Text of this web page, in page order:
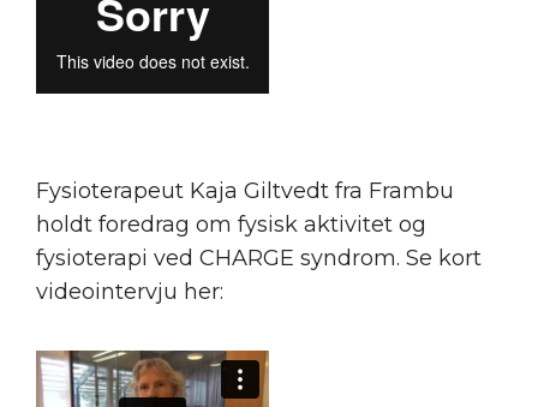
Fysioterapeut Kaja Giltvedt fra Frambu
holdt foredrag om fysisk aktivitet og
fysioterapi ved CHARGE syndrom. Se kort
videointervju her: